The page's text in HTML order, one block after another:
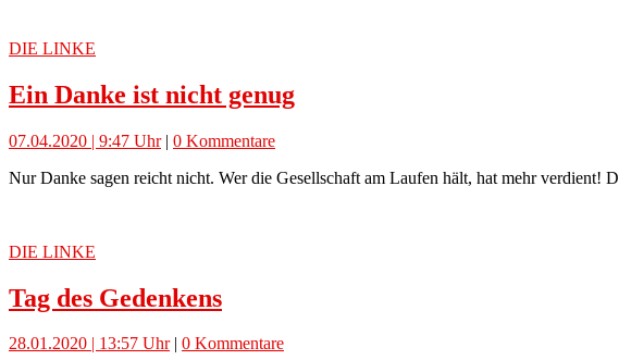
DIE LINKE
Ein Danke ist nicht genug
07.04.2020 | 9:47 Uhr| 0 Kommentare
Nur Danke sagen reicht nicht. Wer die Gesellschaft am Laufen hält, hat mehr
DIE LINKE
Tag des Gedenkens
28.01.2020 | 13:57 Uhr| 0 Kommentare